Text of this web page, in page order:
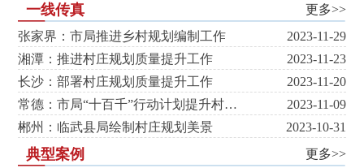
一线传真
更多>>
张家界：市局推进乡村规划编制工作
2023-11-29
湘潭：推进村庄规划质量提升工作
2023-11-23
长沙：部署村庄规划质量提升工作
2023-11-20
常德：市局“十百千”行动计划提升村庄规划质量
2023-11-09
郴州：临武县局绘制村庄规划美景
2023-10-31
典型案例
更多>>